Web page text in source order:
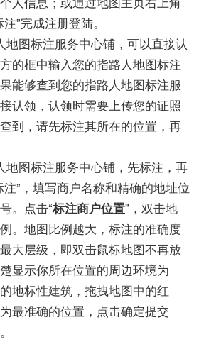
”完成注册登陆。
地图标注服务中心铺，可以直接认
的框中输入您的指路人地图标注
能够查到您的指路人地图标注服
认领，认领时需要上传您的证照
到，请先标注其所在的位置，再
地图标注服务中心铺，先标注，再
”，填写商户名称和精确的地址位
。点击“标注商户位置”，双击地
。地图比例越大，标注的准确度
大层级，即双击鼠标地图不再放
显示你所在位置的周边环境为
地标性建筑，拖拽地图中的红
最准确的位置，点击确定提交